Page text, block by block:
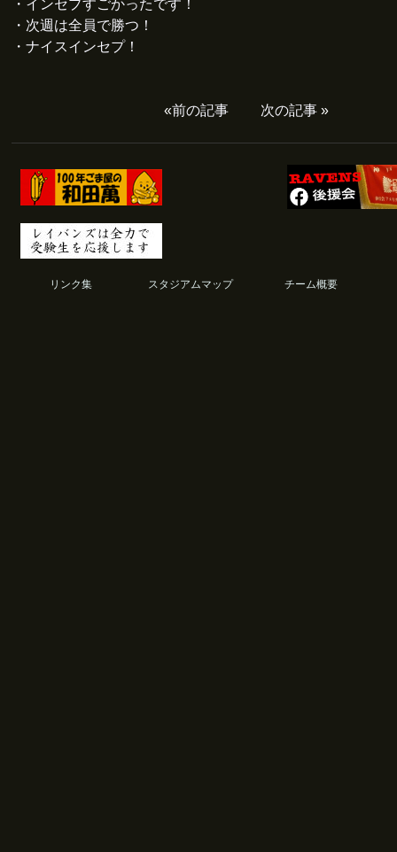
・インセプすごかったです！
・次週は全員で勝つ！
・ナイスインセプ！
«前の記事 次の記事»
リンク集 スタジアムマップ チーム概要